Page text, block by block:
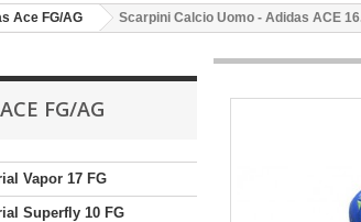
Ace FG/AG Scarpini Calcio Uomo - Adidas ACE
FG/AG
Vapor 17 FG
Superfly 10 FG